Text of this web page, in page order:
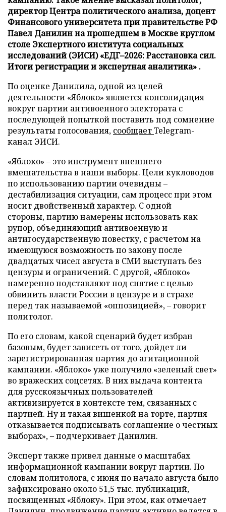
директор Центра политического анализа, доцент
Финансового университета при правительстве РФ
Павел Данилин на прошедшем в Москве круглом
столе Экспертного института социальных
исследований (ЭИСИ) «ЕДГ–2026: Расстановка сил.
Итоги регистрации и экспертная аналитика» .
По оценке Данилила, одной из целей
деятельности «Яблоко» является консолидация
вокруг партии антивоенного электората с
последующей попыткой поставить под сомнение
результаты голосования, сообщаетTelegram-
канал ЭИСИ.
«Яблоко» – это инструмент внешнего
вмешательства в наши выборы. Цели кукловодов
по использованию партии очевидны –
дестабилизация ситуации, сам процесс при этом
носит двойственный характер. С одной
стороны, партию намерены использовать как
рупор, объединяющий антивоенную и
антигосударственную повестку, с расчетом на
имеющуюся возможность по закону после
двадцатых чисел августа в СМИ выступать без
цензуры и ограничений. С другой, «Яблоко»
намеренно подставляют под снятие с целью
обвинить власти России в цензуре и в страхе
перед так называемой «оппозицией», – говорит
политолог.
По его словам, какой сценарий будет избран
базовым, будет зависеть от того, дойдет ли
зарегистрированная партия до агитационной
кампании. «Яблоко» уже получило «зеленый свет»
во вражеских соцсетях. В них выдача контента
для русскоязычных пользователей
активизируется в контексте тем, связанных с
партией. Ну и такая вишенкой на торте, партия
отказывается подписывать соглашение о честных
выборах», – подчеркивает Данилин.
Эксперт также привел данные о масштабах
информационной кампании вокруг партии. По
словам политолога, с июня по начало августа было
зафиксировано около 51,5 тыс. публикаций,
посвященных «Яблоку». При этом, как отмечает